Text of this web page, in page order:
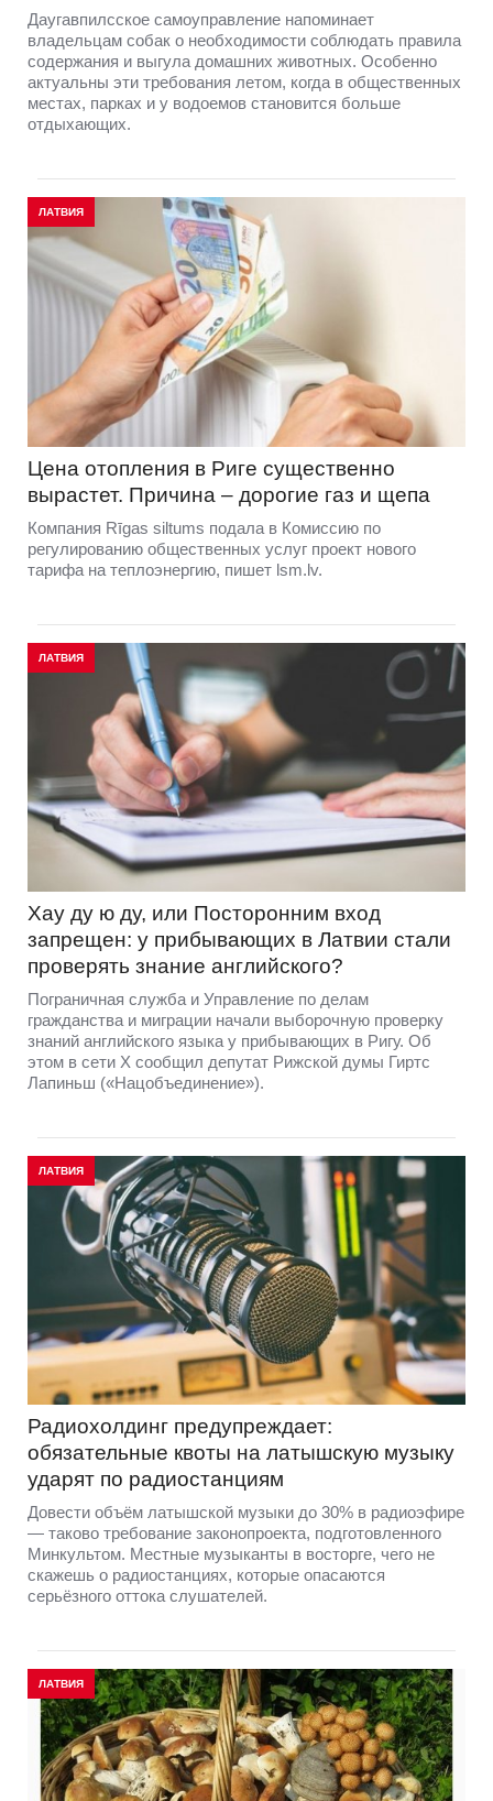
Даугавпилсское самоуправление напоминает
владельцам собак о необходимости соблюдать правила
содержания и выгула домашних животных. Особенно
актуальны эти требования летом, когда в общественных
местах, парках и у водоемов становится больше
отдыхающих.
ЛАТВИЯ
Цена отопления в Риге существенно
вырастет. Причина – дорогие газ и щепа
Компания Rīgas siltums подала в Комиссию по
регулированию общественных услуг проект нового
тарифа на теплоэнергию, пишет lsm.lv.
ЛАТВИЯ
Хау ду ю ду, или Посторонним вход
запрещен: у прибывающих в Латвии стали
проверять знание английского?
Пограничная служба и Управление по делам
гражданства и миграции начали выборочную проверку
знаний английского языка у прибывающих в Ригу. Об
этом в сети Х сообщил депутат Рижской думы Гиртс
Лапиньш («Нацобъединение»).
ЛАТВИЯ
Радиохолдинг предупреждает:
обязательные квоты на латышскую музыку
ударят по радиостанциям
Довести объём латышской музыки до 30% в радиоэфире
— таково требование законопроекта, подготовленного
Минкультом. Местные музыканты в восторге, чего не
скажешь о радиостанциях, которые опасаются
серьёзного оттока слушателей.
ЛАТВИЯ